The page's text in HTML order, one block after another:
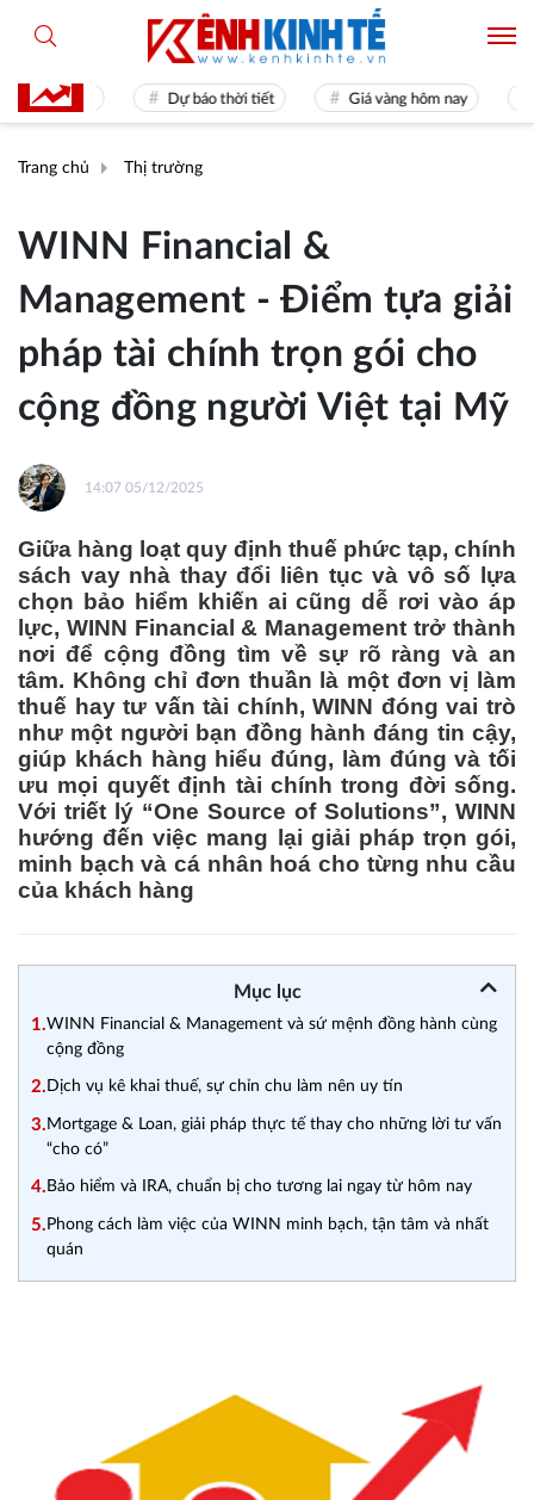
31 Dự báo thời tiết Giá vàng hôm nay
Trang chủ Thị trường
WINN Financial &
Management - Điểm tựa giải
pháp tài chính trọn gói cho
cộng đồng người Việt tại Mỹ
14:07 05/12/2025
Giữa hàng loạt quy định thuế phức tạp, chính
sách vay nhà thay đổi liên tục và vô số lựa
chọn bảo hiểm khiến ai cũng dễ rơi vào áp
lực, WINN Financial & Management trở thành
nơi để cộng đồng tìm về sự rõ ràng và an
tâm. Không chỉ đơn thuần là một đơn vị làm
thuế hay tư vấn tài chính, WINN đóng vai trò
như một người bạn đồng hành đáng tin cậy,
giúp khách hàng hiểu đúng, làm đúng và tối
ưu mọi quyết định tài chính trong đời sống.
Với triết lý “One Source of Solutions”, WINN
hướng đến việc mang lại giải pháp trọn gói,
minh bạch và cá nhân hoá cho từng nhu cầu
của khách hàng
Mục lục
1.WINN Financial & Management và sứ mệnh đồng hành cùng
cộng đồng
2. Dịch vụ kê khai thuế, sự chỉn chu làm nên uy tín
3. Mortgage & Loan, giải pháp thực tế thay cho những lời tư vấn
“cho có”
4. Bảo hiểm và IRA, chuẩn bị cho tương lai ngay từ hôm nay
5. Phong cách làm việc của WINN minh bạch, tận tâm và nhất
quán